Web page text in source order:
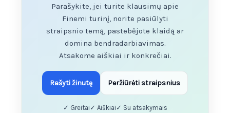
Parašykite, jei turite klausimų apie
Finemi turinį, norite pasiūlyti
straipsnio temą, pastebėjote klaidą ar
domina bendradarbiavimas.
Atsakome aiškiai ir konkrečiai.
Rašyti žinutę Peržiūrėti straipsnius
✓ Greitai ✓ Aiškiai ✓ Su atsakymais